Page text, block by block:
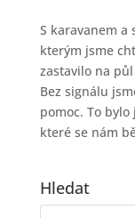
S karavanem
kterým jsme
zastavilo na
Bez signálu
pomoc. To
které se nám
Hledat